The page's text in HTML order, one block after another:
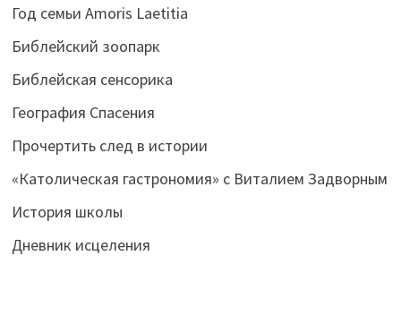
Год семьи Amoris Laetitia
Библейский зоопарк
Библейская сенсорика
География Спасения
Прочертить след в истории
«Католическая гастрономия» с Виталием Задворным
История школы
Дневник исцеления